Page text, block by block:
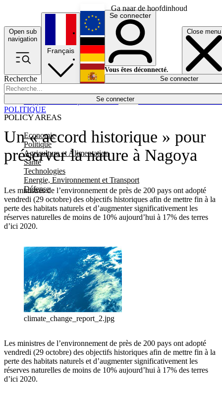
Ga naar de hoofdinhoud
Open sub
navigation
Close menu
Recherche
Se connecter
POLICY AREAS
Economie
Politique
Agriculture et Alimentation
Santé
Technologies
Energie, Environnement et Transport
Défense
Économie
Français
English
Deutsch
Español
Se connecter
Vous êtes déconnecté.
Se connecter
Un « accord historique » pour
préserver la nature à Nagoya
Les ministres de l’environnement de près de 200 pays ont adopté
vendredi (29 octobre) des objectifs historiques afin de mettre fin à la
perte des habitats naturels et d’augmenter significativement les
réserves naturelles de moins de 10% aujourd’hui à 17% des terres
d’ici 2020.
POLITIQUE
climate_change_report_2.jpg
Les ministres de l’environnement de près de 200 pays ont adopté
vendredi (29 octobre) des objectifs historiques afin de mettre fin à la
perte des habitats naturels et d’augmenter significativement les
réserves naturelles de moins de 10% aujourd’hui à 17% des terres
d’ici 2020.